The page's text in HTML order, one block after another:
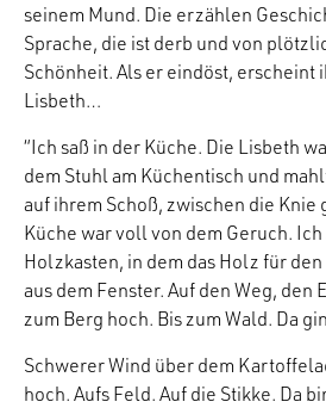
seinem Mund. Die erzählen
Sprache, die ist derb und von
Schönheit. Als er eindöst, erscheint
Lisbeth…
“Ich saß in der Küche. Die Lisbeth
dem Stuhl am Küchentisch und
auf ihrem Schoß, zwischen die Knie
Küche war voll von dem Geruch.
Holzkasten, in dem das Holz für
aus dem Fenster. Auf den Weg, den
zum Berg hoch. Bis zum Wald. Da
Schwerer Wind über dem
hoch. Aufs Feld. Auf die Stikke. Da